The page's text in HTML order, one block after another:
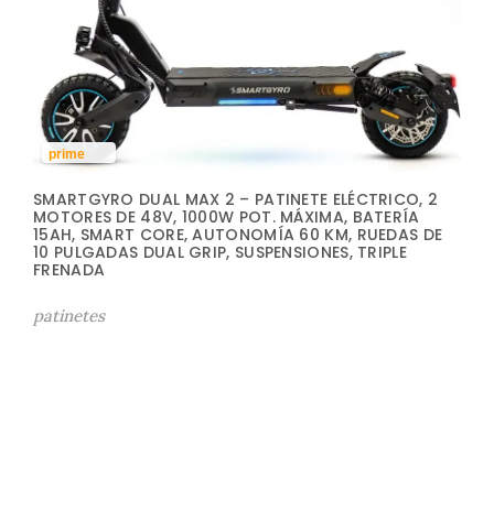
prime
SMARTGYRO DUAL MAX 2 – PATINETE ELÉCTRICO, 2
MOTORES DE 48V, 1000W POT. MÁXIMA, BATERÍA
15AH, SMART CORE, AUTONOMÍA 60 KM, RUEDAS DE
10 PULGADAS DUAL GRIP, SUSPENSIONES, TRIPLE
FRENADA
patinetes